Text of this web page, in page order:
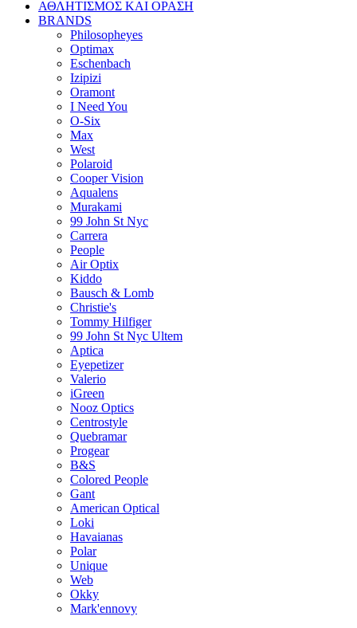
ΑΘΛΗΤΙΣΜΟΣ ΚΑΙ ΟΡΑΣΗ
BRANDS
Philosopheyes
Optimax
Eschenbach
Izipizi
Oramont
I Need You
O-Six
Max
West
Polaroid
Cooper Vision
Aqualens
Murakami
99 John St Nyc
Carrera
People
Air Optix
Kiddo
Bausch & Lomb
Christie's
Tommy Hilfiger
99 John St Nyc Ultem
Aptica
Eyepetizer
Valerio
iGreen
Nooz Optics
Centrostyle
Quebramar
Progear
Β&S
Colored People
Gant
American Optical
Loki
Havaianas
Polar
Unique
Web
Okky
Mark'ennovy